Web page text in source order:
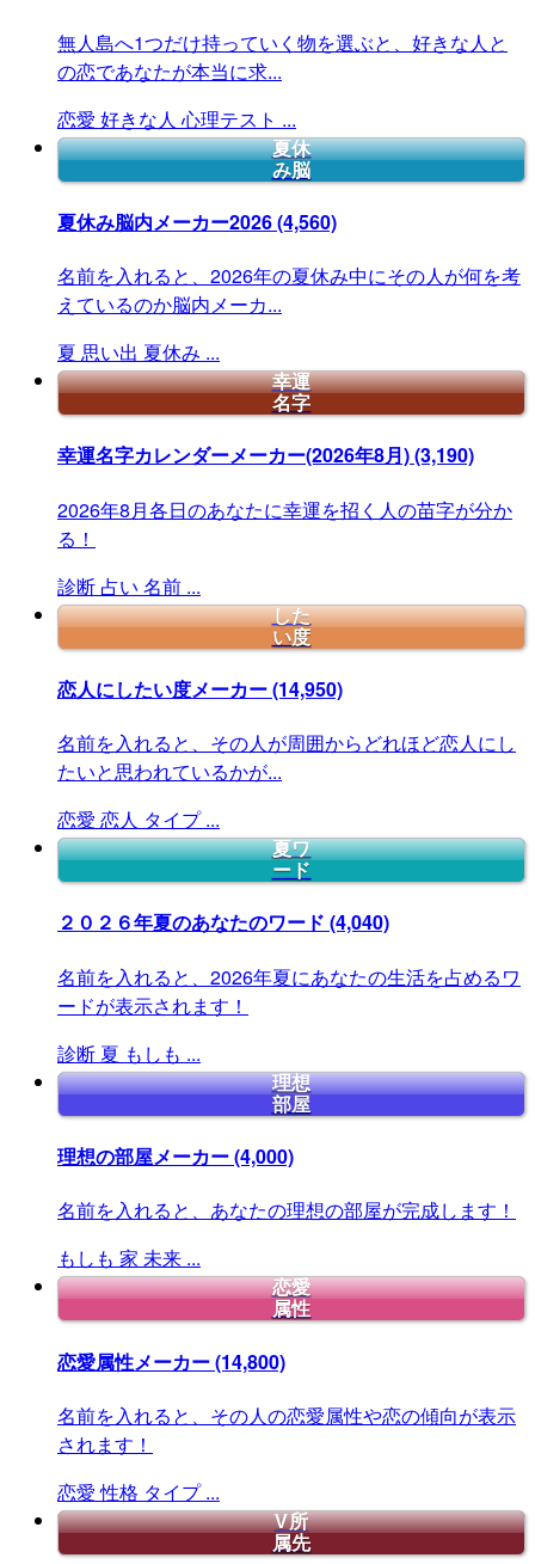
無人島へ1つだけ持っていく物を選ぶと、好きな人と
の恋であなたが本当に求...
恋愛 好きな人 心理テスト ...
夏休
み脳
夏休み脳内メーカー2026(4,560)
名前を入れると、2026年の夏休み中にその人が何を考
えているのか脳内メーカ...
夏 思い出 夏休み ...
幸運
名字
幸運名字カレンダーメーカー(2026年8月)(3,190)
2026年8月各日のあなたに幸運を招く人の苗字が分か
る！
診断 占い 名前 ...
した
い度
恋人にしたい度メーカー(14,950)
名前を入れると、その人が周囲からどれほど恋人にし
たいと思われているかが...
恋愛 恋人 タイプ ...
夏ワ
ード
２０２６年夏のあなたのワード (4,040)
名前を入れると、2026年夏にあなたの生活を占めるワ
ードが表示されます！
診断 夏 もしも ...
理想
部屋
理想の部屋メーカー(4,000)
名前を入れると、あなたの理想の部屋が完成します！
もしも 家 未来 ...
恋愛
属性
恋愛属性メーカー(14,800)
名前を入れると、その人の恋愛属性や恋の傾向が表示
されます！
恋愛 性格 タイプ ...
V所
属先